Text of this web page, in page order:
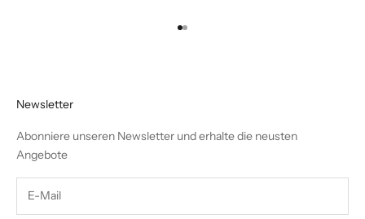
Gehe zu Element 1
Gehe zu Element 2
Newsletter
Abonniere unseren Newsletter und erhalte die neusten
Angebote